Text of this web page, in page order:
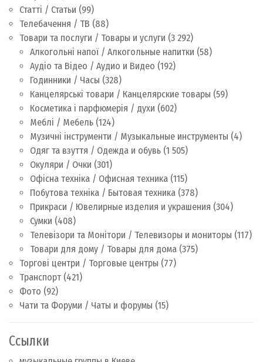
Статті / Статьи (99)
Телебачення / ТВ (88)
Товари та послуги / Товары и услуги (3 292)
Алкогольні напої / Алкогольные напитки (58)
Аудіо та Відео / Аудио и Видео (192)
Годинники / Часы (328)
Канцелярські товари / Канцелярские товары (59)
Косметика і парфюмерія / духи (602)
Меблі / Мебель (124)
Музичні інструменти / Музыкальные инструменты (4)
Одяг та взуття / Одежда и обувь (1 505)
Окуляри / Очки (301)
Офісна техніка / Офисная техника (115)
Побутова техніка / Бытовая техника (378)
Прикраси / Ювелирные изделия и украшения (304)
Сумки (408)
Телевізори та Монітори / Телевизоры и мониторы (117)
Товари для дому / Товары для дома (375)
Торгові центри / Торговые центры (77)
Транспорт (421)
Фото (92)
Чати та Форуми / Чаты и форумы (15)
Ссылки